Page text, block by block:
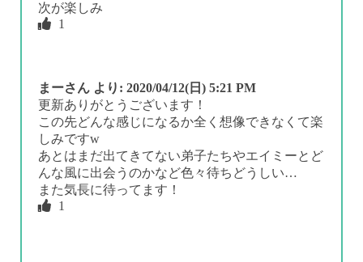
次が楽しみ
1
まーさん より: 2020/04/12(日) 5:21 PM
更新ありがとうございます！
この先どんな感じになるか全く想像できなくて楽
しみですw
あとはまだ出てきてない弟子たちやエイミーとど
んな風に出会うのかなど色々待ちどうしい…
また気長に待ってます！
1